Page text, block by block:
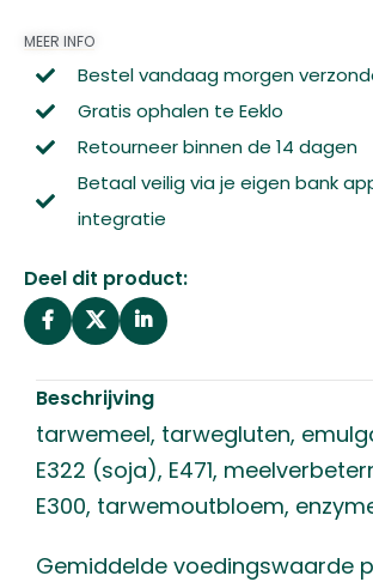
MEER INFO
Bestel vandaag morgen
Gratis ophalen te Eeklo
Retourneer binnen de 14 dagen
Betaal veilig via je eigen bank
integratie
Deel dit product:
Beschrijving
tarwemeel, tarwegluten,
E322 (soja), E471,
E300, tarwemoutbloem,
Gemiddelde voedingswaarde